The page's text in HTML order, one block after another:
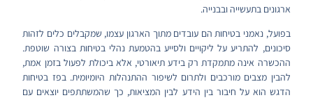
ארגונים בתעשייה ובבנייה.
בפועל, נאמני בטיחות הם עובדים מתוך הארגון עצמו, שמקבלים כלים לזהות
סיכונים, להתריע על ליקויים ולסייע בהטמעת נהלי בטיחות בצורה שוטפת.
ההכשרה אינה מתמקדת רק בידע תיאורטי, אלא ביכולת לפעול בזמן אמת,
להבין מצבים מורכבים ולתרום לשיפור ההתנהלות היומיומית. בפז בטיחות
הדגש הוא על חיבור בין הידע לבין המציאות, כך שהמשתתפים יוצאים עם